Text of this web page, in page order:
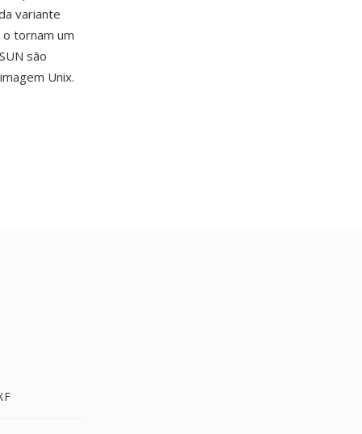
variante
tornam um
são
Unix.